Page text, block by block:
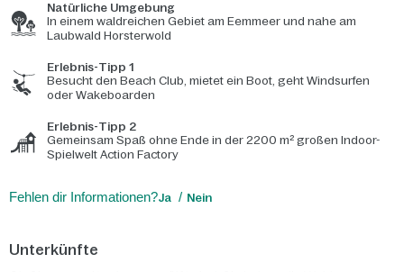
Natürliche Umgebung
In einem waldreichen Gebiet am Eemmeer und nahe am
Laubwald Horsterwold
Erlebnis-Tipp 1
Besucht den Beach Club, mietet ein Boot, geht Windsurfen
oder Wakeboarden
Erlebnis-Tipp 2
Gemeinsam Spaß ohne Ende in der 2200 m² großen Indoor-
Spielwelt Action Factory
Fehlen dir Informationen?Ja Nein
Unterkünfte